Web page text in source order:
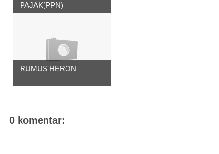
PAJAK(PPN)
RUMUS HERON
0 komentar: